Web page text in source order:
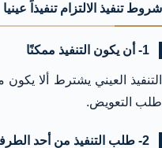
شروط تنفيذ الالتزام تنفيذاً عينيا
1- أن يكون التنفيذ ممكنًا
التنفيذ العيني يشترط ألا
طلب التعويض.
2- طلب التنفيذ من أحد الطرفين